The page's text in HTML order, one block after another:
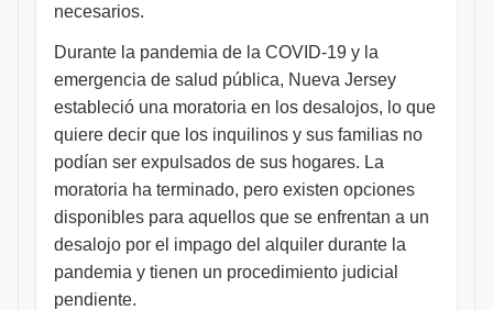
necesarios.
Durante la pandemia de la COVID-19 y la
emergencia de salud pública, Nueva Jersey
estableció una moratoria en los desalojos, lo que
quiere decir que los inquilinos y sus familias no
podían ser expulsados de sus hogares. La
moratoria ha terminado, pero existen opciones
disponibles para aquellos que se enfrentan a un
desalojo por el impago del alquiler durante la
pandemia y tienen un procedimiento judicial
pendiente.